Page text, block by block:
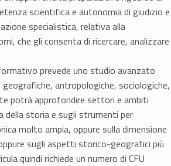
scientifica e autonomia di giudizio e
specialistica, relativa alla
che gli consenta di ricercare, analizzare
prevede uno studio avanzato
antropologiche, sociologiche,
potrà approfondire settori e ambiti
della storia e sugli strumenti per
molto ampia, oppure sulla dimensione
sugli aspetti storico-geografici più
quindi richiede un numero di CFU